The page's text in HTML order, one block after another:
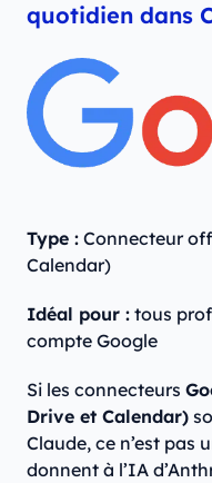
quotidien dans
Type : Connecteur
Calendar)
Idéal pour : tous
compte Google
Si les connecteurs
Drive et Calendar)
Claude, ce n’est pas
donnent à l’IA